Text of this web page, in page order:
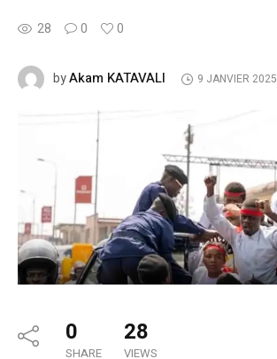
28 0 0
byAkam KATAVALI 9 JANVIER 2025
0
SHARE
28
VIEWS